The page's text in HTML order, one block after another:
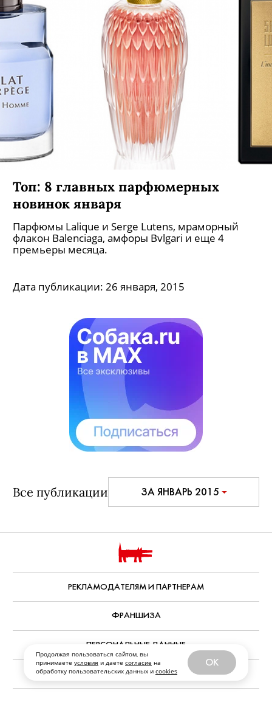
Продолжая пользоваться сайтом, вы
принимаете условия и даете согласие на
обработку пользовательских данных и cookies
OK
новинок января
Парфюмы Lalique и Serge Lutens, мраморный
флакон Balenciaga, амфоры Bvlgari и еще 4
премьеры месяца.
Дата публикации: 26 января, 2015
ЗА ЯНВАРЬ 2015